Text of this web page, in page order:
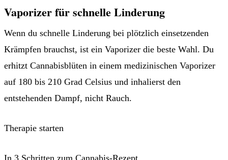
Vaporizer für schnelle Linderung
Wenn du schnelle Linderung bei plötzlich einsetzenden
Krämpfen brauchst, ist ein Vaporizer die beste Wahl. Du
erhitzt Cannabisblüten in einem medizinischen Vaporizer
auf 180 bis 210 Grad Celsius und inhalierst den
entstehenden Dampf, nicht Rauch.
Therapie starten
In 3 Schritten zum Cannabis-Rezept